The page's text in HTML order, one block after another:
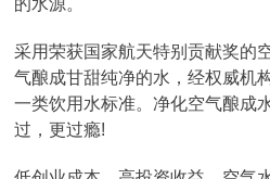
的水源。
采用荣获国家航天特别贡献奖的
气酿成甘甜纯净的水，经权威机
一类饮用水标准。净化空气酿成
过，更过瘾!